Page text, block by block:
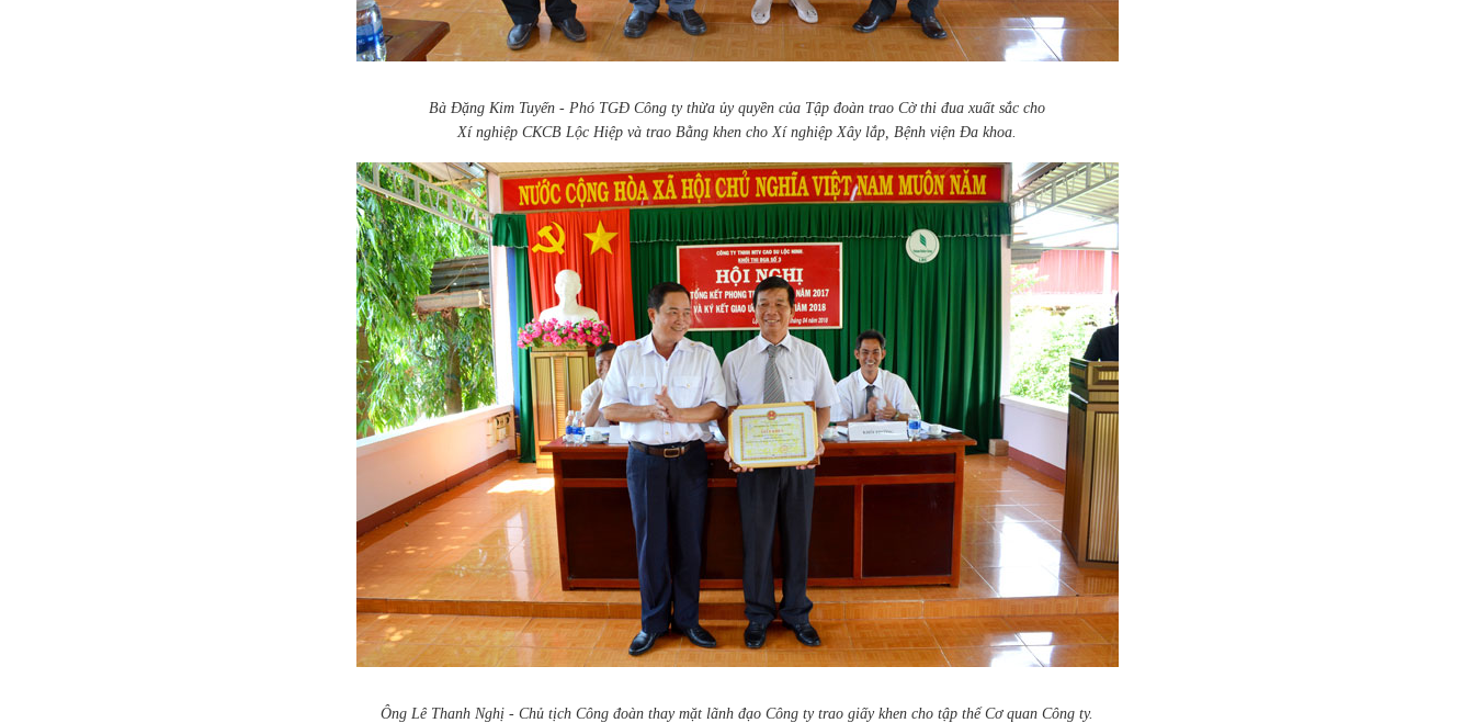
Bà Đặng Kim Tuyến - Phó TGĐ Công ty thừa ủy quyền của Tập đoàn trao Cờ thi đua xuất sắc cho
Xí nghiệp CKCB Lộc Hiệp và trao Bằng khen cho Xí nghiệp Xây lắp, Bệnh viện Đa khoa.
Ông Lê Thanh Nghị - Chủ tịch Công đoàn thay mặt lãnh đạo Công ty trao giấy khen cho tập thể Cơ quan Công ty.